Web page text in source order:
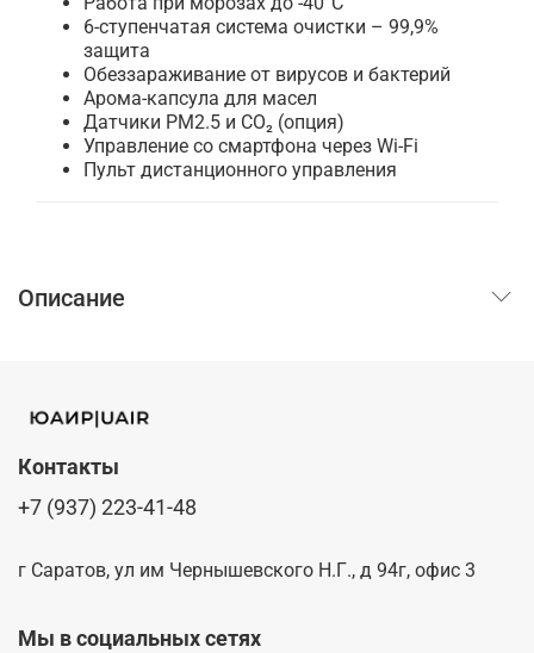
6-ступенчатая система очистки – 99,9%
защита
Обеззараживание от вирусов и бактерий
Арома-капсула для масел
Датчики PM2.5 и CO₂ (опция)
Управление со смартфона через Wi-Fi
Пульт дистанционного управления
Описание
Контакты
+7 (937) 223-41-48
г Саратов, ул им Чернышевского Н.Г., д 94г, офис 3
Мы в социальных сетях